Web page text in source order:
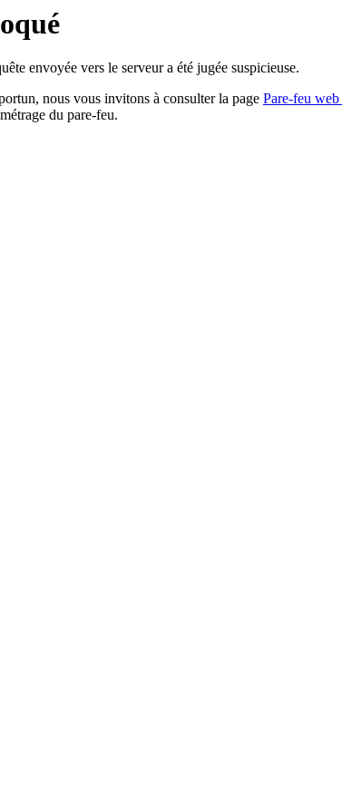
envoyée vers le serveur a été jugée suspicieuse.
nous vous invitons à consulter la page Pare-feu
du pare-feu.